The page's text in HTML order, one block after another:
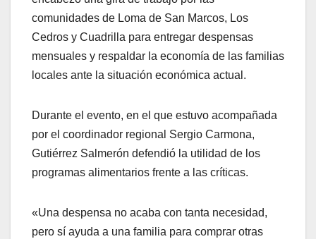
comunidades de Loma de San Marcos, Los
Cedros y Cuadrilla para entregar despensas
mensuales y respaldar la economía de las familias
locales ante la situación económica actual.
Durante el evento, en el que estuvo acompañada
por el coordinador regional Sergio Carmona,
Gutiérrez Salmerón defendió la utilidad de los
programas alimentarios frente a las críticas.
«Una despensa no acaba con tanta necesidad,
pero sí ayuda a una familia para comprar otras